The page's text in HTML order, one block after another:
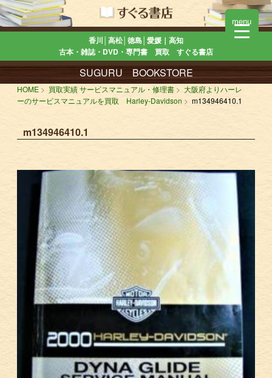
香川│高松│徳島│愛媛｜高知
古本・雑誌・DVD・専門書 買取 すぐる書店
SUGURU BOOKSTORE
HOME 買取実績 サービスマニュアル・修理書
大阪府よりハーレ
ーのサービスマニュアルを買取 Harley-Davidson
m134946410.1
m134946410.1
menu